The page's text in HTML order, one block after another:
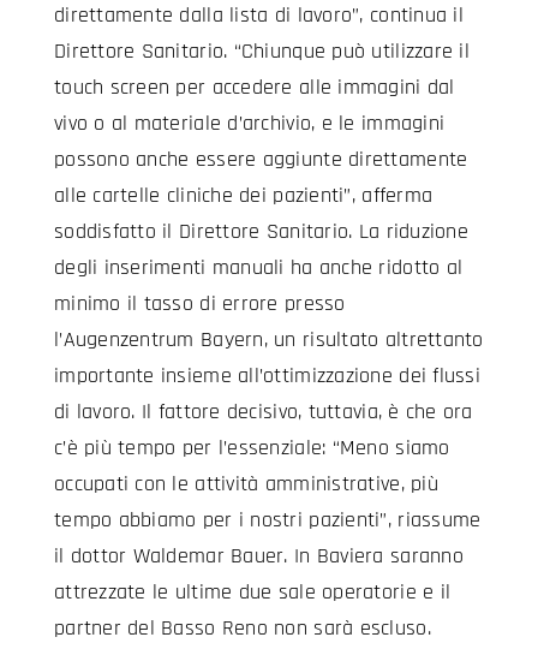
direttamente dalla lista di lavoro”, continua il
Direttore Sanitario. “Chiunque può utilizzare il
touch screen per accedere alle immagini dal
vivo o al materiale d’archivio, e le immagini
possono anche essere aggiunte direttamente
alle cartelle cliniche dei pazienti”, afferma
soddisfatto il Direttore Sanitario. La riduzione
degli inserimenti manuali ha anche ridotto al
minimo il tasso di errore presso
l’Augenzentrum Bayern, un risultato altrettanto
importante insieme all’ottimizzazione dei flussi
di lavoro. Il fattore decisivo, tuttavia, è che ora
c’è più tempo per l’essenziale: “Meno siamo
occupati con le attività amministrative, più
tempo abbiamo per i nostri pazienti”, riassume
il dottor Waldemar Bauer. In Baviera saranno
attrezzate le ultime due sale operatorie e il
partner del Basso Reno non sarà escluso.